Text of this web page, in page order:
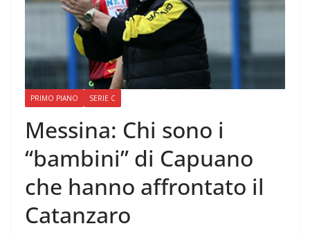
PRIMO PIANO SERIE C
Messina: Chi sono i
“bambini” di Capuano
che hanno affrontato il
Catanzaro